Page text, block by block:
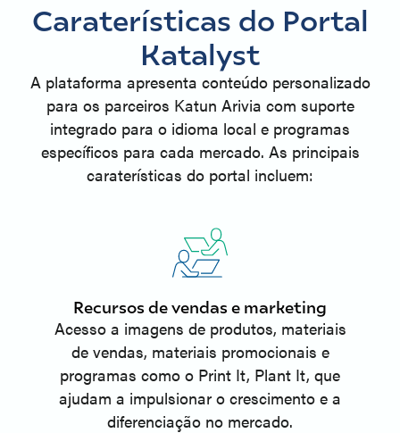
Caraterísticas do Portal
Katalyst
A plataforma apresenta conteúdo personalizado
para os parceiros Katun Arivia com suporte
integrado para o idioma local e programas
específicos para cada mercado. As principais
caraterísticas do portal incluem:
Recursos de vendas e marketing
Acesso a imagens de produtos, materiais
de vendas, materiais promocionais e
programas como o Print It, Plant It, que
ajudam a impulsionar o crescimento e a
diferenciação no mercado.